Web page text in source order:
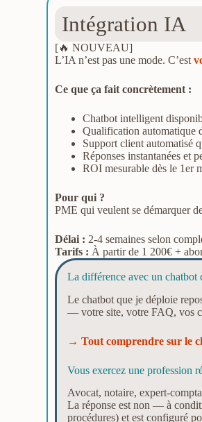
Intégration IA
[🔥 NOUVEAU]
L’IA n’est pas une mode. C’est
Ce que ça fait concrètement :
Chatbot intelligent
Qualification automatique
Support client automatisé
Réponses instantanées et
ROI mesurable dès le 1er
Pour qui ?
PME qui veulent se démarquer
Délai : 2-4 semaines selon
Tarifs : À partir de 1 200€ +
La différence avec un chatbot
Le chatbot que je déploie
— votre site, votre FAQ, vos
→Tout comprendre sur le
Vous exercez une profession
Avocat, notaire, expert-
La réponse est non — à
procédures) et est configuré